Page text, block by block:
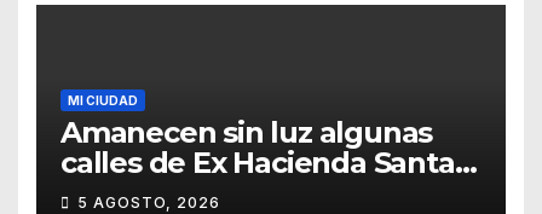
MI CIUDAD
Amanecen sin luz algunas
calles de Ex Hacienda Santa
Teresa
5 AGOSTO, 2026